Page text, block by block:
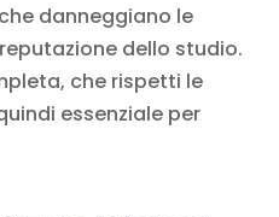
danneggiano le
dello studio.
che rispetti le
essenziale per